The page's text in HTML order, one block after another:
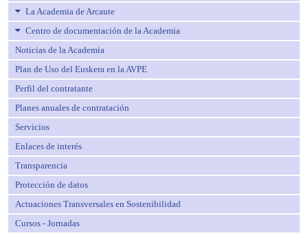
La Academia de Arcaute
Centro de documentación de la Academia
Noticias de la Academia
Plan de Uso del Euskera en la AVPE
Perfil del contratante
Planes anuales de contratación
Servicios
Enlaces de interés
Transparencia
Protección de datos
Actuaciones Transversales en Sostenibilidad
Cursos - Jornadas